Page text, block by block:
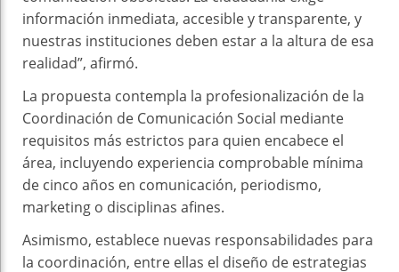
información inmediata, accesible y transparente, y
nuestras instituciones deben estar a la altura de esa
realidad”, afirmó.
La propuesta contempla la profesionalización de la
Coordinación de Comunicación Social mediante
requisitos más estrictos para quien encabece el
área, incluyendo experiencia comprobable mínima
de cinco años en comunicación, periodismo,
marketing o disciplinas afines.
Asimismo, establece nuevas responsabilidades para
la coordinación, entre ellas el diseño de estrategias